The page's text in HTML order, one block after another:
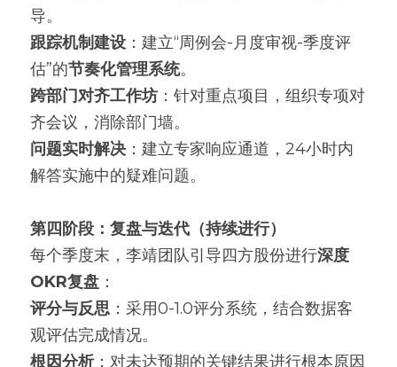
导。
跟踪机制建设 ：建立“周例会-月度审视-季度评
估”的节奏化管理系统。
跨部门对齐工作坊 ：针对重点项目，组织专项对
齐会议，消除部门墙。
问题实时解决 ：建立专家响应通道，24小时内
解答实施中的疑难问题。
第四阶段：复盘与迭代（持续进行）
每个季度末，李靖团队引导四方股份进行深度
OKR复盘 ：
评分与反思 ：采用0-1.0评分系统，结合数据客
观评估完成情况。
根因分析：对未达预期的关键结果进行根本原因